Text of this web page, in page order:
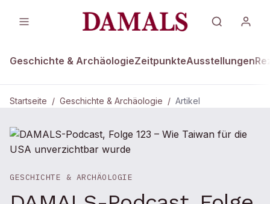
Geschichte & ArchäologieZeitpunkteAusstellungen
Startseite / Geschichte & Archäologie / Artikel
GESCHICHTE & ARCHÄOLOGIE